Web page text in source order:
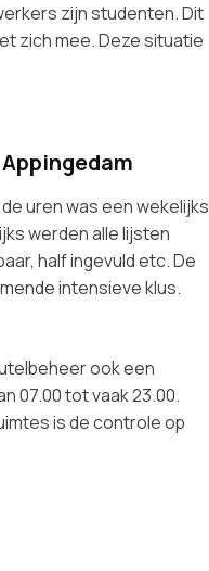
zijn studenten. Dit
zich mee. Deze situatie
uren was een wekelijks
werden alle lijsten
half ingevuld etc. De
intensieve klus.
ook een
07.00 tot vaak 23.00.
is de controle op